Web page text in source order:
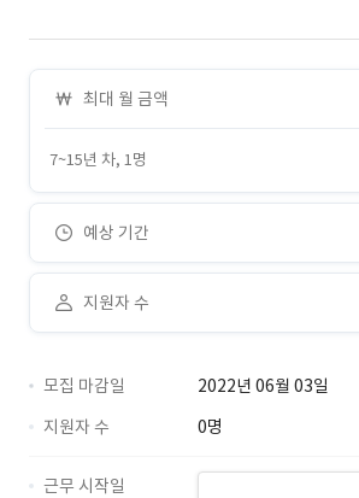
최대 월 금액
7~15년 차, 1명
예상 기간
지원자 수
모집 마감일
2022년 06월 03일
지원자 수
0명
근무 시작일